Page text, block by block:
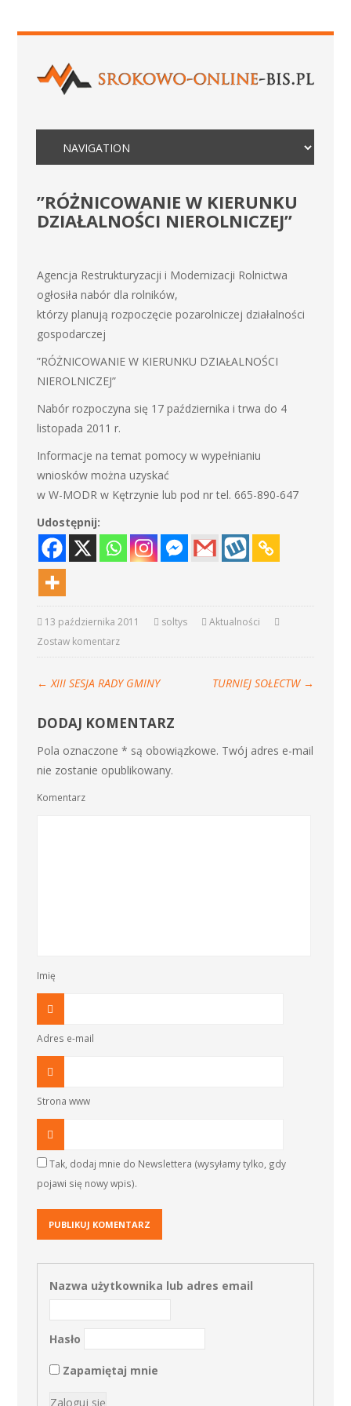
”RÓŻNICOWANIE W KIERUNKU
DZIAŁALNOŚCI NIEROLNICZEJ”
Agencja Restrukturyzacji i Modernizacji Rolnictwa
ogłosiła nabór dla rolników,
którzy planują rozpoczęcie pozarolniczej działalności
gospodarczej
”RÓŻNICOWANIE W KIERUNKU DZIAŁALNOŚCI
NIEROLNICZEJ”
Nabór rozpoczyna się 17 października i trwa do 4
listopada 2011 r.
Informacje na temat pomocy w wypełnianiu
wniosków można uzyskać
w W-MODR w Kętrzynie lub pod nr tel. 665-890-647
Udostępnij:
13 października 2011 soltys
Aktualności
Zostaw komentarz
← XIII SESJA RADY GMINY TURNIEJ SOŁECTW →
DODAJ KOMENTARZ
Pola oznaczone * są obowiązkowe. Twój adres e-mail
nie zostanie opublikowany.
Komentarz
Imię
Adres e-mail
Strona www
Tak, dodaj mnie do Newslettera (wysyłamy tylko, gdy
pojawi się nowy wpis).
Nazwa użytkownika lub adres email
Hasło
Zapamiętaj mnie